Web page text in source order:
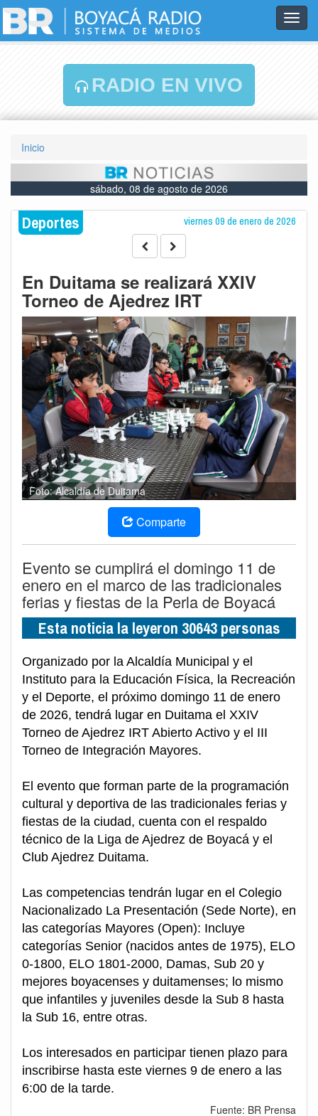
RADIO EN VIVO
Inicio
sábado, 08 de agosto de 2026
Deportes viernes 09 de enero de 2026
En Duitama se realizará XXIV
Torneo de Ajedrez IRT
Foto: Alcaldía de Duitama
Comparte
Evento se cumplirá el domingo 11 de
enero en el marco de las tradicionales
ferias y fiestas de la Perla de Boyacá
Esta noticia la leyeron 30643 personas
Organizado por la Alcaldía Municipal y el
Instituto para la Educación Física, la Recreación
y el Deporte, el próximo domingo 11 de enero
de 2026, tendrá lugar en Duitama el XXIV
Torneo de Ajedrez IRT Abierto Activo y el III
Torneo de Integración Mayores.
El evento que forman parte de la programación
cultural y deportiva de las tradicionales ferias y
fiestas de la ciudad, cuenta con el respaldo
técnico de la Liga de Ajedrez de Boyacá y el
Club Ajedrez Duitama.
Las competencias tendrán lugar en el Colegio
Nacionalizado La Presentación (Sede Norte), en
las categorías Mayores (Open): Incluye
categorías Senior (nacidos antes de 1975), ELO
0-1800, ELO 1801-2000, Damas, Sub 20 y
mejores boyacenses y duitamenses; lo mismo
que infantiles y juveniles desde la Sub 8 hasta
la Sub 16, entre otras.
Los interesados en participar tienen plazo para
inscribirse hasta este viernes 9 de enero a las
6:00 de la tarde.
Fuente: BR Prensa